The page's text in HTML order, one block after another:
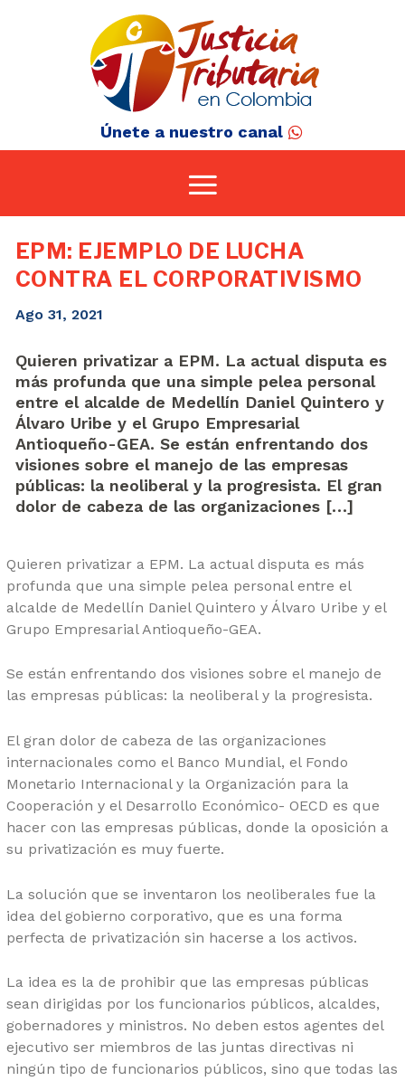
Únete a nuestro canal
EPM: EJEMPLO DE LUCHA
CONTRA EL CORPORATIVISMO
Ago 31, 2021
Quieren privatizar a EPM. La actual disputa es
más profunda que una simple pelea personal
entre el alcalde de Medellín Daniel Quintero y
Álvaro Uribe y el Grupo Empresarial
Antioqueño-GEA. Se están enfrentando dos
visiones sobre el manejo de las empresas
públicas: la neoliberal y la progresista. El gran
dolor de cabeza de las organizaciones […]
Quieren privatizar a EPM. La actual disputa es más
profunda que una simple pelea personal entre el
alcalde de Medellín Daniel Quintero y Álvaro Uribe y el
Grupo Empresarial Antioqueño-GEA.
Se están enfrentando dos visiones sobre el manejo de
las empresas públicas: la neoliberal y la progresista.
El gran dolor de cabeza de las organizaciones
internacionales como el Banco Mundial, el Fondo
Monetario Internacional y la Organización para la
Cooperación y el Desarrollo Económico- OECD es que
hacer con las empresas públicas, donde la oposición a
su privatización es muy fuerte.
La solución que se inventaron los neoliberales fue la
idea del gobierno corporativo, que es una forma
perfecta de privatización sin hacerse a los activos.
La idea es la de prohibir que las empresas públicas
sean dirigidas por los funcionarios públicos, alcaldes,
gobernadores y ministros. No deben estos agentes del
ejecutivo ser miembros de las juntas directivas ni
ningún tipo de funcionarios públicos, sino que todas las